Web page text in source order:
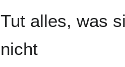
Tut alles, was
nicht